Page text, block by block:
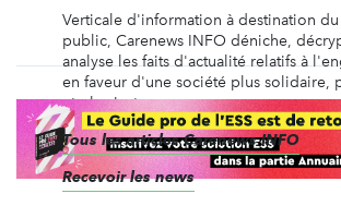
Verticale d'information à destination du
public, Carenews INFO déniche,
analyse les faits d'actualité relatifs à
en faveur d'une société plus solidaire,
et plus juste.
Tous les articles Carenews INFO
Recevoir les news